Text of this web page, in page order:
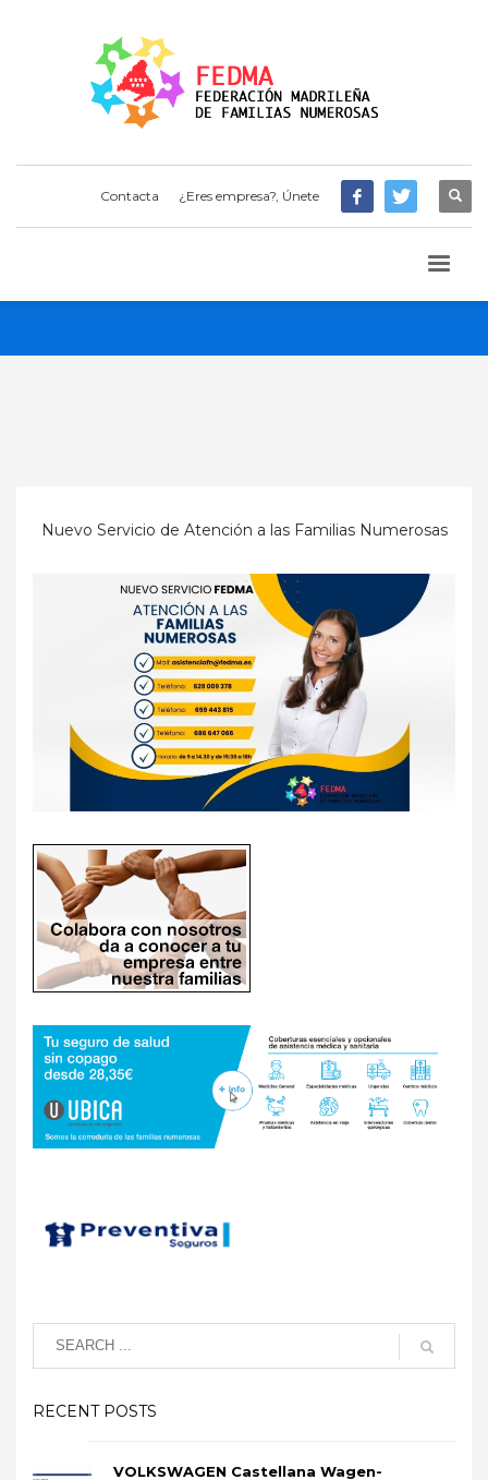
Contacta ¿Eres empresa?, Únete
Nuevo Servicio de Atención a las Familias Numerosas
RECENT POSTS
VOLKSWAGEN Castellana Wagen-